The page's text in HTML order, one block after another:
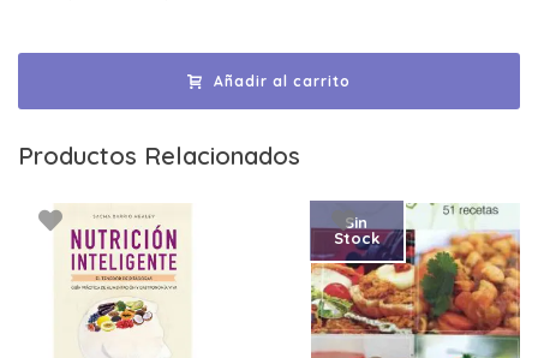
Añadir al carrito
Productos Relacionados
Sin
Stock